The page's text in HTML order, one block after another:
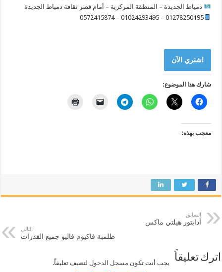
دمياط الجديدة – المنطقة المركزية – أمام قصر ثقافة دمياط الجديدة
01278250195 – 01024293495 – 0572415874
اشتري الآن
شارك هذا الموضوع:
معجب بهذه:
السابق
أدابتور هيلتي ماكس
التالي
طلمبة فاكيوم فاليو جميع القدرات
اترك تعليقاً يجب أنت تكون مسجل الدخول لتضيف تعليقاً.